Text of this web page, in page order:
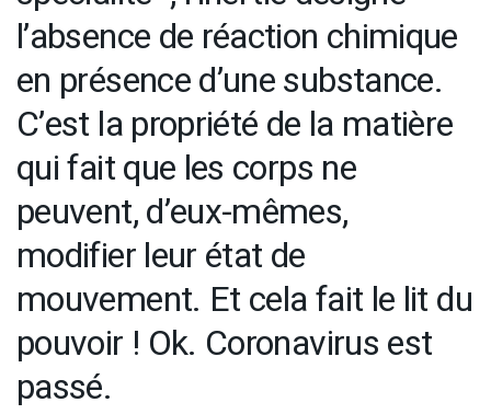
l’absence de réaction chimique
en présence d’une substance.
C’est la propriété de la matière
qui fait que les corps ne
peuvent, d’eux-mêmes,
modifier leur état de
mouvement. Et cela fait le lit du
pouvoir ! Ok. Coronavirus est
passé.